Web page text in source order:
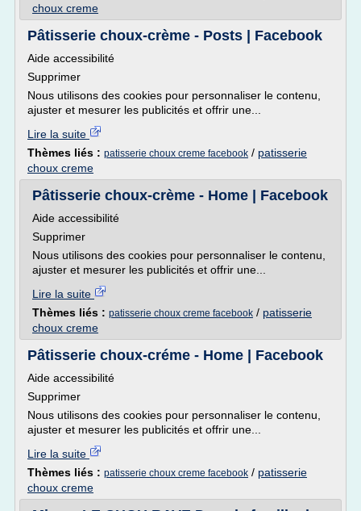
choux creme
Pâtisserie choux-crème - Posts | Facebook
Aide accessibilité
Supprimer
Nous utilisons des cookies pour personnaliser le contenu,
ajuster et mesurer les publicités et offrir une...
Lire la suite
Thèmes liés : patisserie choux creme facebook / patisserie
choux creme
Pâtisserie choux-crème - Home | Facebook
Aide accessibilité
Supprimer
Nous utilisons des cookies pour personnaliser le contenu,
ajuster et mesurer les publicités et offrir une...
Lire la suite
Thèmes liés : patisserie choux creme facebook / patisserie
choux creme
Pâtisserie choux-créme - Home | Facebook
Aide accessibilité
Supprimer
Nous utilisons des cookies pour personnaliser le contenu,
ajuster et mesurer les publicités et offrir une...
Lire la suite
Thèmes liés : patisserie choux creme facebook / patisserie
choux creme